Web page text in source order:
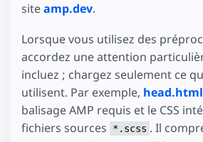
siteamp.dev.
Lorsque vous utilisez des
accordez une attention
incluez ; chargez seulement ce
utilisent. Par exemple, head.html
balisage AMP requis et le CSS
fichiers sources
*.scss . Il